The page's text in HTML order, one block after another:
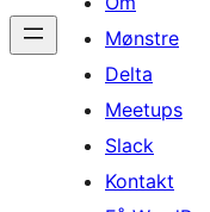
Mønstre
Delta
Meetups
Slack
Kontakt